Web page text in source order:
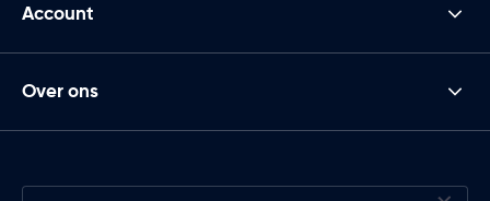
Account
Over ons